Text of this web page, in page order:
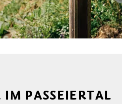
PASSEIERTAL